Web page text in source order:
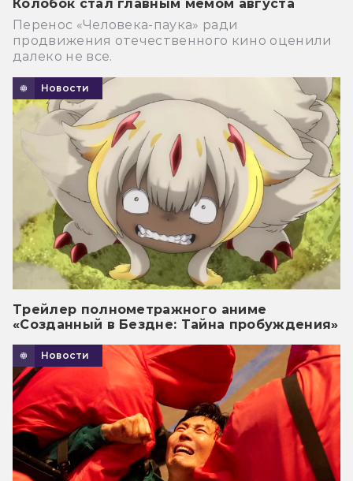
Колобок стал главным мемом августа
Перенос «Человека-паука» ради
продвижения отечественного кино оценили
далеко не все.
Новости
Трейлер полнометражного аниме
«Созданный в Бездне: Тайна пробуждения»
Новости